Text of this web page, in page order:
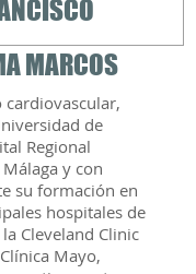
MARCOS
de
Regional
y con
su formación en
hospitales de
Cleveland Clinic
Mayo,